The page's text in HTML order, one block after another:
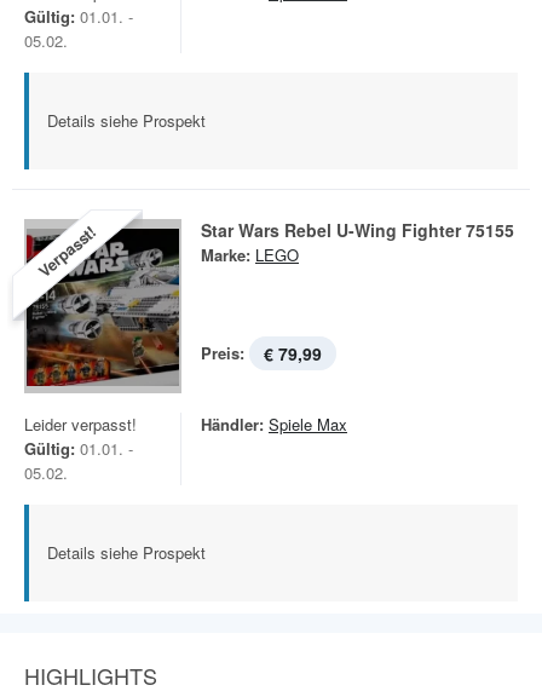
Gültig: 01.01. -
05.02.
Details siehe Prospekt
Verpasst! Star Wars Rebel U-Wing Fighter 75155
Marke: LEGO
Preis: € 79,99
Leider verpasst!
Gültig: 01.01. -
05.02.
Händler: Spiele Max
Details siehe Prospekt
HIGHLIGHTS